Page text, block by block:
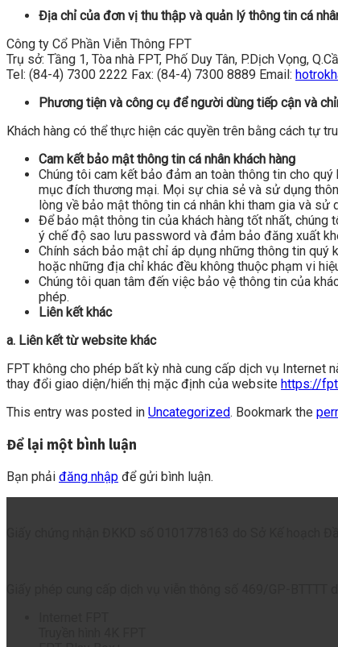
Địa chỉ của đơn vị thu thập và quản lý thông tin cá
Công ty Cổ Phần Viễn Thông FPT
Trụ sở: Tầng 1, Tòa nhà FPT, Phố Duy Tân, P.Dịch Vọng,
Tel: (84-4) 7300 2222 Fax: (84-4) 7300 8889 Email:
Phương tiện và công cụ để người dùng tiếp cận và
Khách hàng có thể thực hiện các quyền trên bằng cách
Cam kết bảo mật thông tin cá nhân khách hàng
Chúng tôi cam kết bảo đảm an toàn thông tin cho
mục đích thương mại. Mọi sự chia sẻ và sử dụng
lòng về bảo mật thông tin cá nhân khi tham gia và
Để bảo mật thông tin của khách hàng tốt nhất,
ý chế độ sao lưu password và đảm bảo đăng xuất
Chính sách bảo mật chỉ áp dụng những thông tin
hoặc những địa chỉ khác đều không thuộc phạm vi
Chúng tôi quan tâm đến việc bảo vệ thông tin của
phép.
Liên kết khác
a. Liên kết từ website khác
FPT không cho phép bất kỳ nhà cung cấp dịch vụ Internet
thay đổi giao diện/hiển thị mặc định của website https://
This entry was posted in Uncategorized. Bookmark the
Để lại một bình luận
Bạn phải đăng nhập để gửi bình luận.